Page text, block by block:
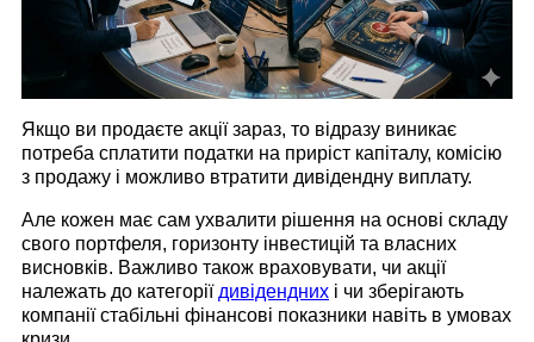
Якщо ви продаєте акції зараз, то відразу виникає
потреба сплатити податки на приріст капіталу, комісію
з продажу і можливо втратити дивідендну виплату.
Але кожен має сам ухвалити рішення на основі складу
свого портфеля, горизонту інвестицій та власних
висновків. Важливо також враховувати, чи акції
належать до категорії дивідендних і чи зберігають
компанії стабільні фінансові показники навіть в умовах